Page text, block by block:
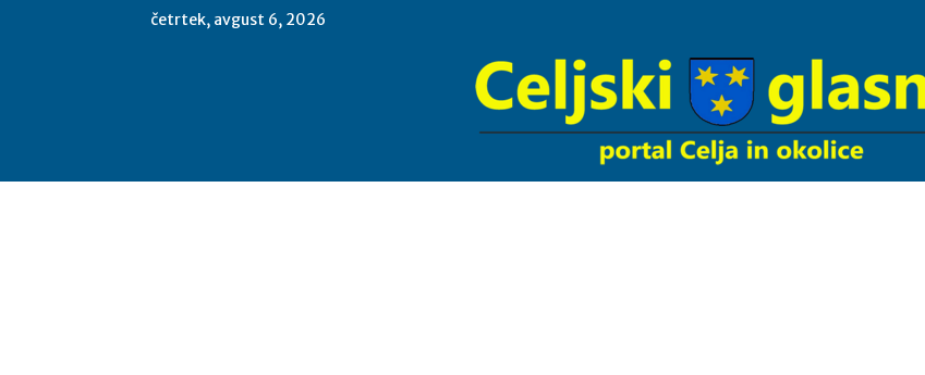
četrtek, avgust 6, 2026